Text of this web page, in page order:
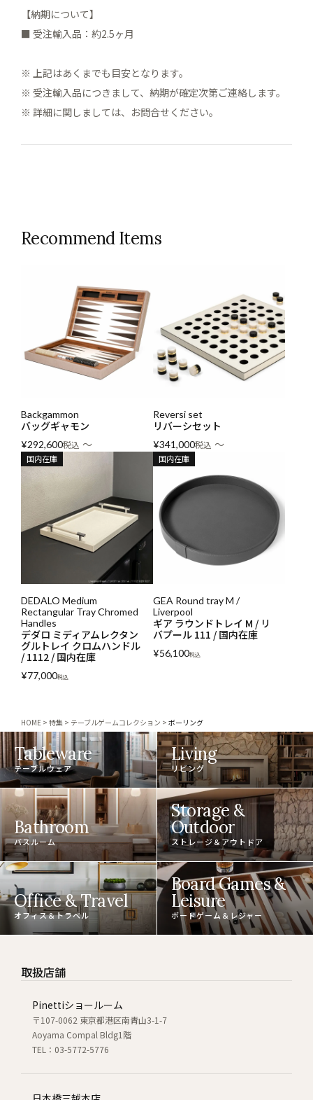
【納期について】
■ 受注輸入品：約2.5ヶ月
※ 上記はあくまでも目安となります。
※ 受注輸入品につきまして、納期が確定次第ご連絡します。
※ 詳細に関しましては、お問合せください。
Recommend Items
Backgammon
バッグギャモン
¥292,600税込 〜
Reversi set
リバーシセット
¥341,000税込 〜
DEDALO Medium
Rectangular Tray Chromed
Handles
デダロ ミディアムレクタン
グルトレイ クロムハンドル
/ 1112 / 国内在庫
国内在庫
¥77,000税込
GEA Round tray M /
Liverpool
ギア ラウンドトレイ M / リ
バプール 111 / 国内在庫
国内在庫
¥56,100税込
HOME 特集 テーブルゲームコレクション ボーリング
Tableware
テーブルウェア
Living
リビング
Bathroom
バスルーム
Storage &
Outdoor
ストレージ＆アウトドア
Office & Travel
オフィス＆トラベル
Board Games &
Leisure
ボードゲーム＆レジャー
取扱店舗
Pinettiショールーム
〒107-0062 東京都港区南青山3-1-7
Aoyama Compal Bldg1階
TEL：03-5772-5776